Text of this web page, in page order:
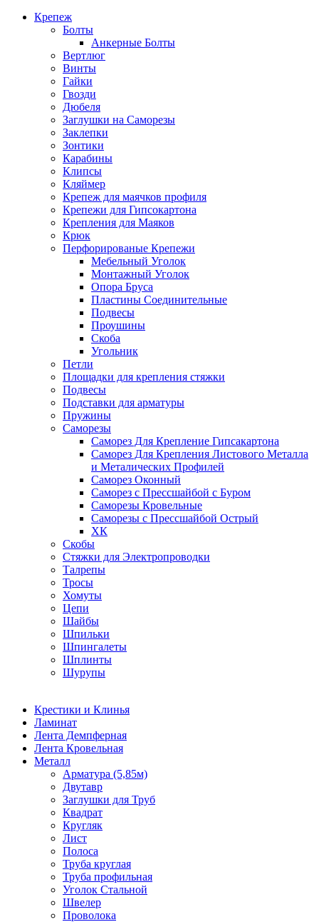
Крепеж
Болты
Анкерные Болты
Вертлюг
Винты
Гайки
Гвозди
Дюбеля
Заглушки на Саморезы
Заклепки
Зонтики
Карабины
Клипсы
Кляймер
Крепеж для маячков профиля
Крепежи для Гипсокартона
Крепления для Маяков
Крюк
Перфорированые Крепежи
Мебельный Уголок
Монтажный Уголок
Опора Бруса
Пластины Соединительные
Подвесы
Проушины
Скоба
Угольник
Петли
Площадки для крепления стяжки
Подвесы
Подставки для арматуры
Пружины
Саморезы
Саморез Для Крепление Гипсакартона
Саморез Для Крепления Листового Металла
и Металических Профилей
Саморез Оконный
Саморез с Прессшайбой с Буром
Саморезы Кровельные
Саморезы с Прессшайбой Острый
ХК
Скобы
Стяжки для Электропроводки
Талрепы
Тросы
Хомуты
Цепи
Шайбы
Шпильки
Шпингалеты
Шплинты
Шурупы
Крестики и Клинья
Ламинат
Лента Демпферная
Лента Кровельная
Металл
Арматура (5,85м)
Двутавр
Заглушки для Труб
Квадрат
Кругляк
Лист
Полоса
Труба круглая
Труба профильная
Уголок Стальной
Швелер
Проволока